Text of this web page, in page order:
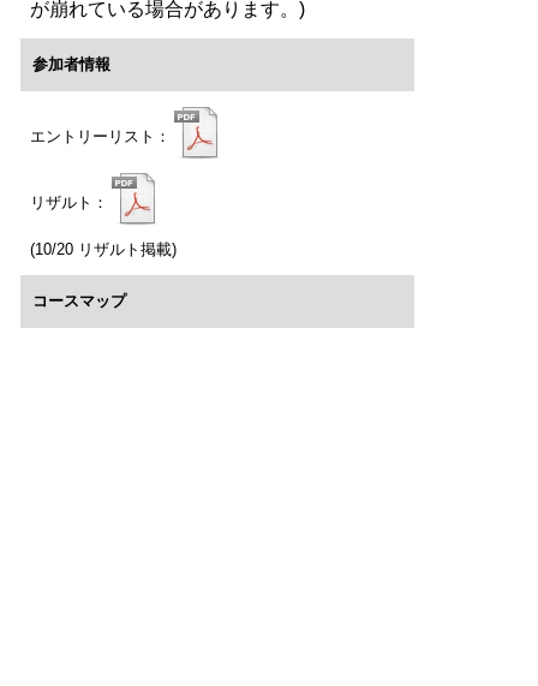
が崩れている場合があります。)
参加者情報
エントリーリスト：
リザルト：
(10/20 リザルト掲載)
コースマップ